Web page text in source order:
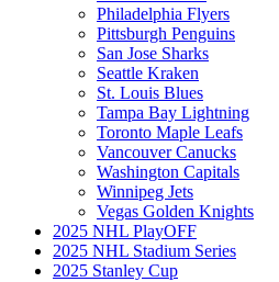
Philadelphia Flyers
Pittsburgh Penguins
San Jose Sharks
Seattle Kraken
St. Louis Blues
Tampa Bay Lightning
Toronto Maple Leafs
Vancouver Canucks
Washington Capitals
Winnipeg Jets
Vegas Golden Knights
2025 NHL PlayOFF
2025 NHL Stadium Series
2025 Stanley Cup